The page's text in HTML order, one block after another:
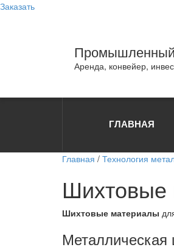
Заказать
Аренда, конвейер,
ГЛАВНАЯ
Главная / Технология
Шихтовые
Шихтовые материалы
Металлическая